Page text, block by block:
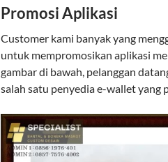
Promosi Aplikasi
Customer kami banyak yang
untuk mempromosikan aplikasi
gambar di bawah, pelanggan
salah satu penyedia e-wallet yang